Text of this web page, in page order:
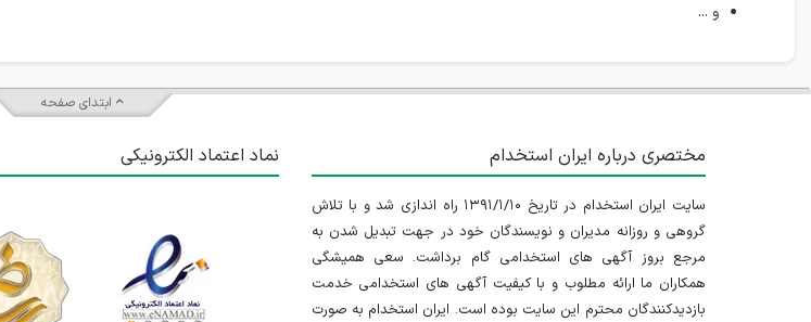
و ...
ابتدای صفحه
مختصری درباره ایران استخدام
سایت ایران استخدام در تاریخ ۱۳۹۱/۱/۱۰ راه اندازی شد و با تلاش
گروهی و روزانه مدیران و نویسندگان خود در جهت تبدیل شدن به
مرجع بروز آگهی های استخدامی گام برداشت. سعی همیشگی
همکاران ما ارائه مطلوب و با کیفیت آگهی های استخدامی خدمت
بازدیدکنندگان محترم این سایت بوده است. ایران استخدام به صورت
نماد اعتماد الکترونیکی